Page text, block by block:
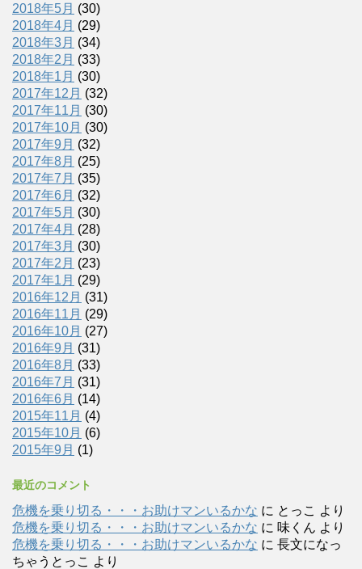
2018年5月 (30)
2018年4月 (29)
2018年3月 (34)
2018年2月 (33)
2018年1月 (30)
2017年12月 (32)
2017年11月 (30)
2017年10月 (30)
2017年9月 (32)
2017年8月 (25)
2017年7月 (35)
2017年6月 (32)
2017年5月 (30)
2017年4月 (28)
2017年3月 (30)
2017年2月 (23)
2017年1月 (29)
2016年12月 (31)
2016年11月 (29)
2016年10月 (27)
2016年9月 (31)
2016年8月 (33)
2016年7月 (31)
2016年6月 (14)
2015年11月 (4)
2015年10月 (6)
2015年9月 (1)
最近のコメント
危機を乗り切る・・・お助けマンいるかな に とっこ より
危機を乗り切る・・・お助けマンいるかな に 味くん より
危機を乗り切る・・・お助けマンいるかな に 長文になっ
ちゃうとっこ より